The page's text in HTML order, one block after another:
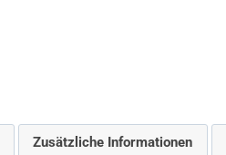
Zusätzliche Informationen